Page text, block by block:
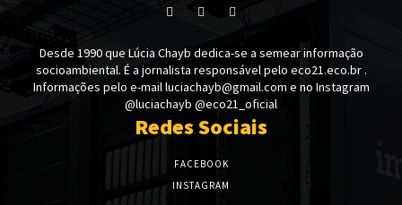
Desde 1990 que Lúcia Chayb dedica-se a semear informação
socioambiental. É a jornalista responsável pelo eco21.eco.br .
Informações pelo e-mail luciachayb@gmail.com e no Instagram
@luciachayb @eco21_oficial
Redes Sociais
FACEBOOK
INSTAGRAM